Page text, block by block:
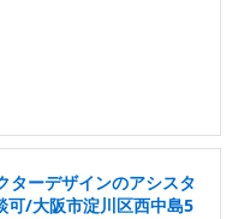
ターデザインのアシスタ
可/大阪市淀川区西中島5